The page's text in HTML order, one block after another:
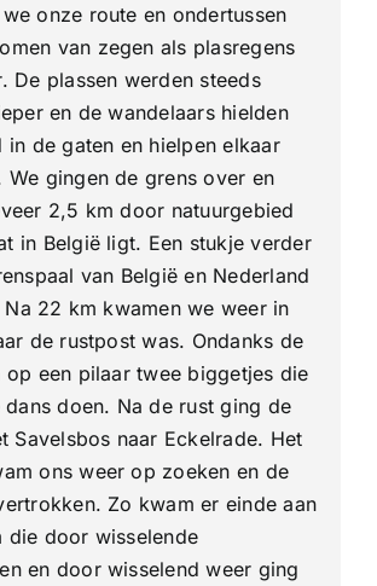
onze route en ondertussen
van zegen als plasregens
De plassen werden steeds
en de wandelaars hielden
in de gaten en hielpen elkaar
We gingen de grens over en
2,5 km door natuurgebied
in België ligt. Een stukje verder
van België en Nederland
Na 22 km kwamen we weer in
de rustpost was. Ondanks de
op een pilaar twee biggetjes die
doen. Na de rust ging de
Savelsbos naar Eckelrade. Het
ons weer op zoeken en de
Zo kwam er einde aan
die door wisselende
en door wisselend weer ging